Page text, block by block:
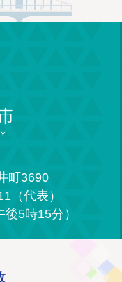
町3690
（代表）
5時15分）